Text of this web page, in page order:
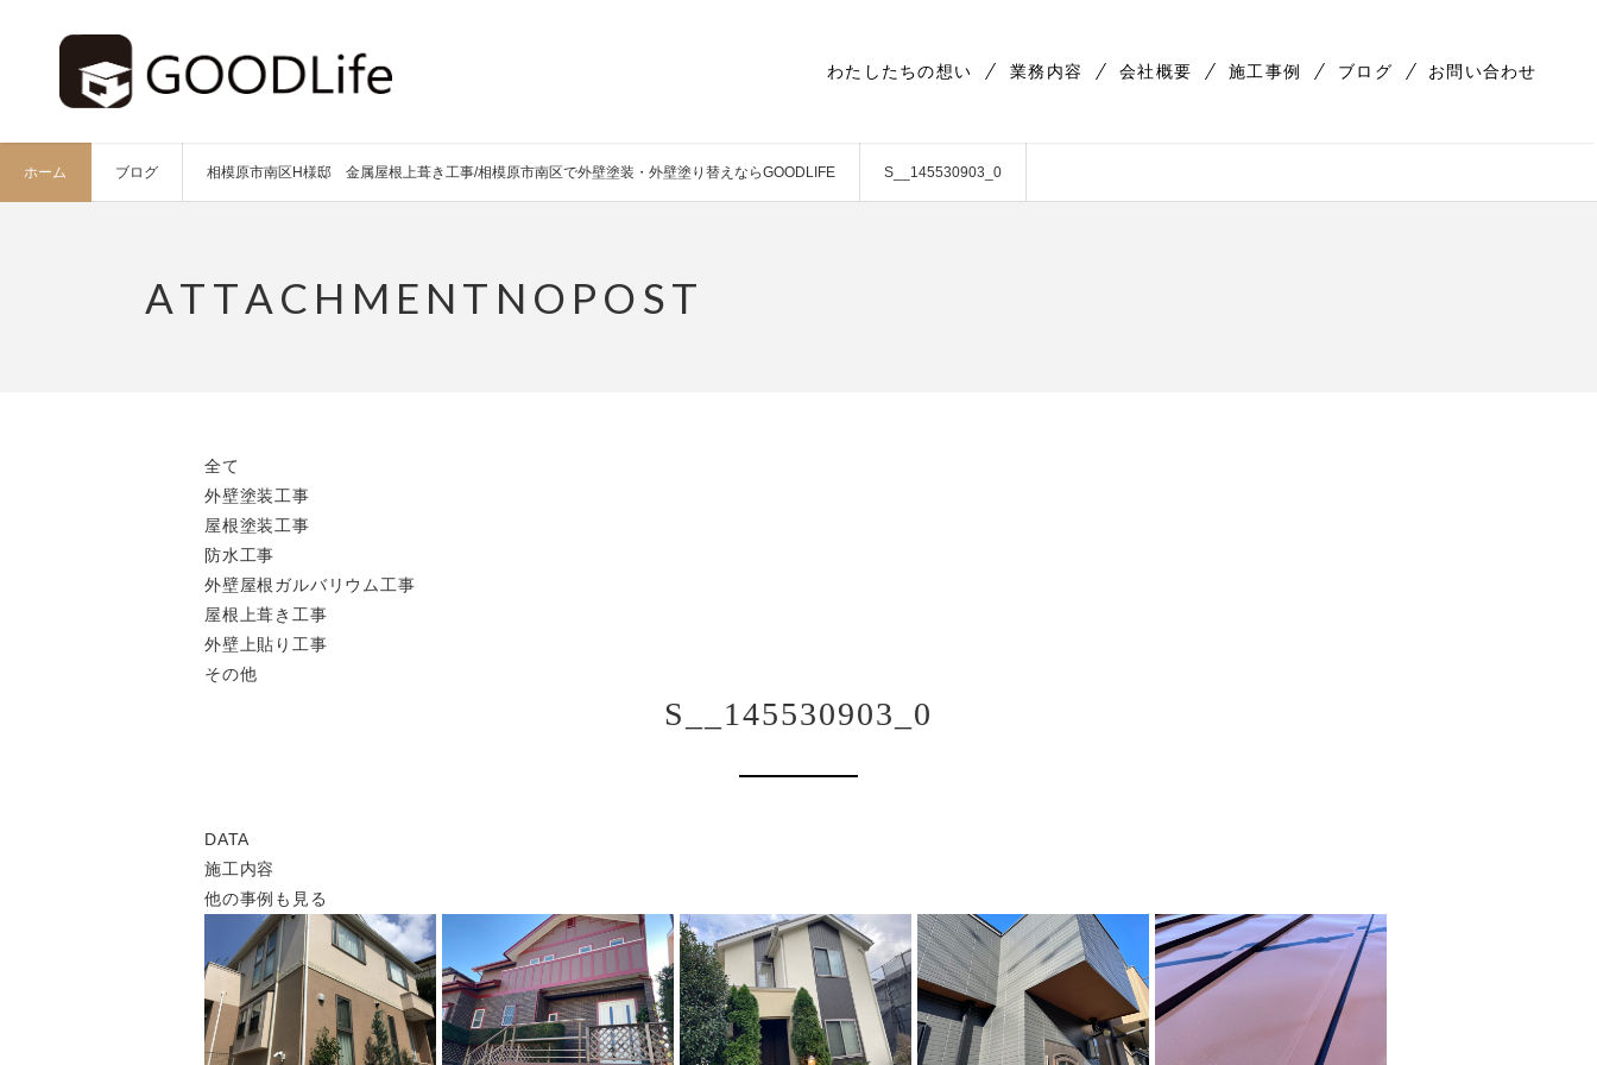
わたしたちの想い 業務内容 会社概要 施工事例 ブログ お問い合わせ
ホーム ブログ 相模原市南区H様邸 金属屋根上葺き工事/相模原市南区で外壁塗装・外壁塗り替えならGOODLIFE S__145530903_0
全て
外壁塗装工事
屋根塗装工事
防水工事
外壁屋根ガルバリウム工事
屋根上葺き工事
外壁上貼り工事
その他
S__145530903_0
DATA
施工内容
他の事例も見る